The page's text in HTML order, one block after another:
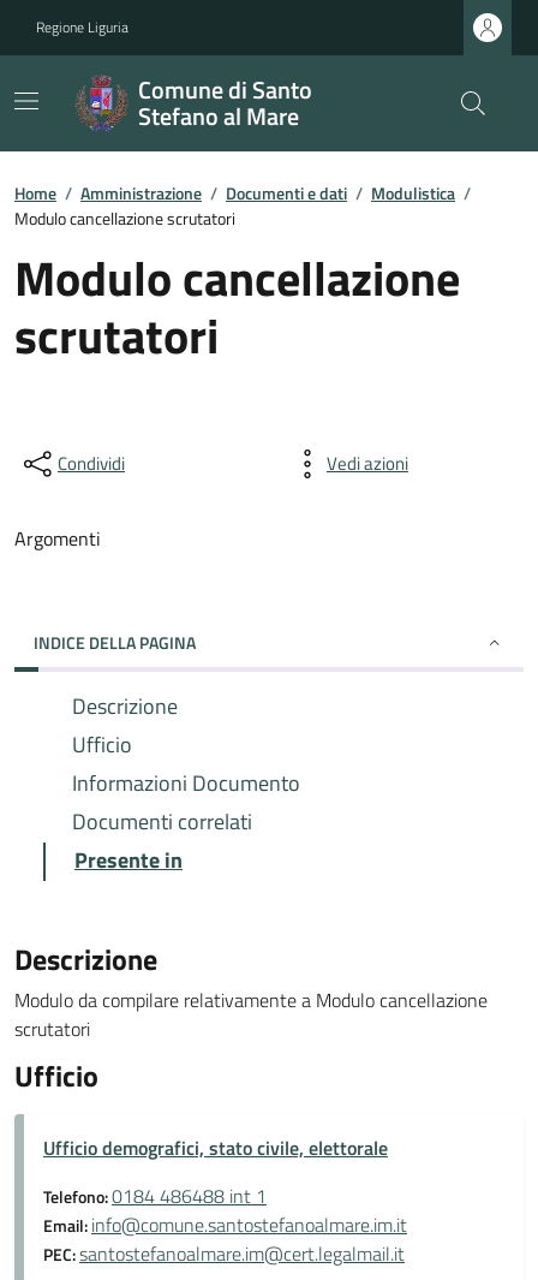
Regione Liguria
Comune di Santo
Stefano al Mare
Home / Amministrazione / Documenti e dati / Modulistica /
Modulo cancellazione scrutatori
Modulo cancellazione
scrutatori
Condividi Vedi azioni
Argomenti
INDICE DELLA PAGINA
Descrizione
Ufficio
Informazioni Documento
Documenti correlati
Presente in
Descrizione
Modulo da compilare relativamente a Modulo cancellazione
scrutatori
Ufficio
Ufficio demografici, stato civile, elettorale
Telefono:0184 486488 int 1
Email:info@comune.santostefanoalmare.im.it
PEC:santostefanoalmare.im@cert.legalmail.it